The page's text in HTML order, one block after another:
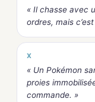
« Il chasse avec
ordres, mais
X
« Un Pokémon
proies
commande. »